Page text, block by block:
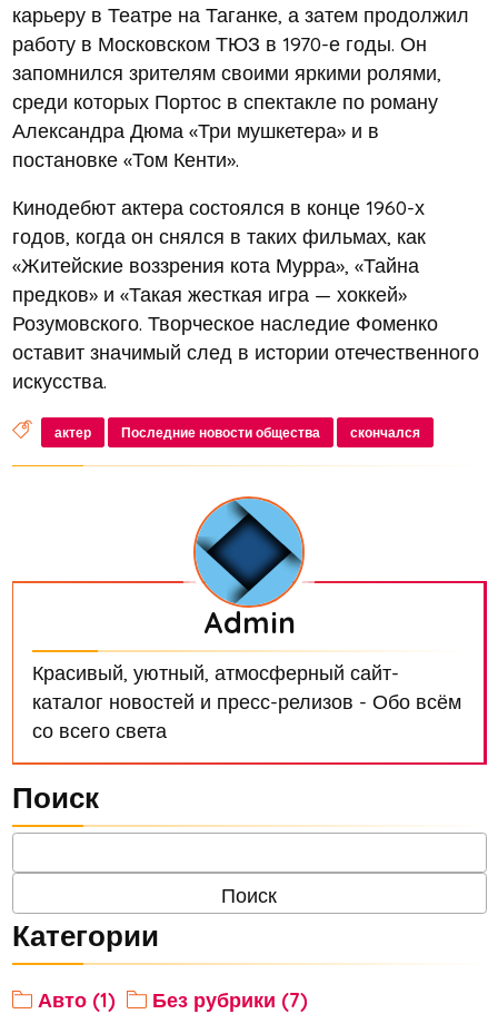
карьеру в Театре на Таганке, а затем продолжил
работу в Московском ТЮЗ в 1970-е годы. Он
запомнился зрителям своими яркими ролями,
среди которых Портос в спектакле по роману
Александра Дюма «Три мушкетера» и в
постановке «Том Кенти».
Кинодебют актера состоялся в конце 1960-х
годов, когда он снялся в таких фильмах, как
«Житейские воззрения кота Мурра», «Тайна
предков» и «Такая жесткая игра — хоккей»
Розумовского. Творческое наследие Фоменко
оставит значимый след в истории отечественного
искусства.
актер Последние новости общества скончался
Admin
Красивый, уютный, атмосферный сайт-
каталог новостей и пресс-релизов - Обо всём
со всего света
Поиск
Категории
Авто (1)
Без рубрики (7)